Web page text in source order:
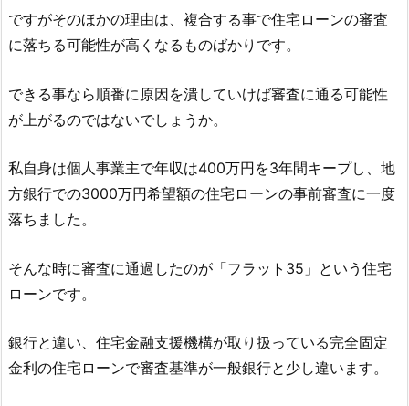
ですがそのほかの理由は、複合する事で住宅ローンの審査
に落ちる可能性が高くなるものばかりです。
できる事なら順番に原因を潰していけば審査に通る可能性
が上がるのではないでしょうか。
私自身は個人事業主で年収は400万円を3年間キープし、地
方銀行での3000万円希望額の住宅ローンの事前審査に一度
落ちました。
そんな時に審査に通過したのが「フラット35」という住宅
ローンです。
銀行と違い、住宅金融支援機構が取り扱っている完全固定
金利の住宅ローンで審査基準が一般銀行と少し違います。